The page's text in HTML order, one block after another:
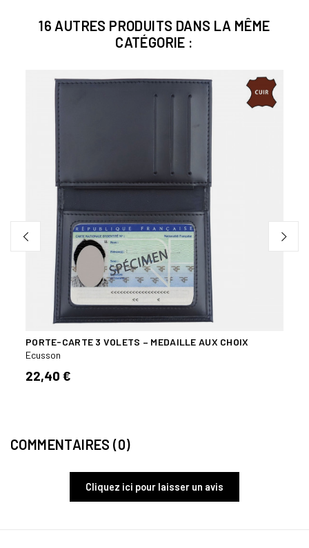
16 AUTRES PRODUITS DANS LA MÊME
CATÉGORIE :
PORTE-CARTE 3 VOLETS – MEDAILLE AUX CHOIX
Ecusson
22,40 €
COMMENTAIRES (0)
Cliquez ici pour laisser un avis